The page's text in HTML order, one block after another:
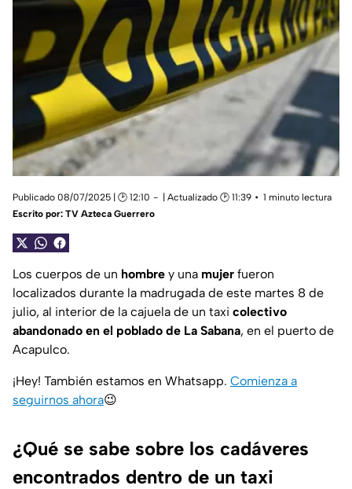
Publicado 08/07/2025 | 🕑 12:10 | Actualizado 🕑 11:39
1 minuto lectura
Escrito por: TV Azteca Guerrero
Los cuerpos de un hombre y una mujer fueron
localizados durante la madrugada de este martes 8 de
julio, al interior de la cajuela de un taxi colectivo
abandonado en el poblado de La Sabana, en el puerto de
Acapulco.
¡Hey! También estamos en Whatsapp. Comienza a
seguirnos ahora😉
¿Qué se sabe sobre los cadáveres
encontrados dentro de un taxi